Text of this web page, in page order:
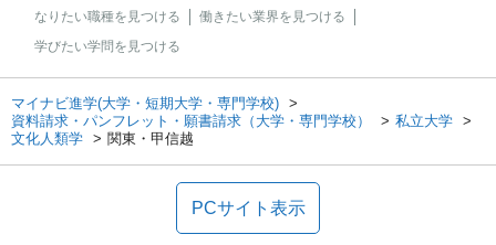
なりたい職種を見つける
働きたい業界を見つける
学びたい学問を見つける
マイナビ進学(大学・短期大学・専門学校)
資料請求・パンフレット・願書請求（大学・専門学校）
私立大学
文化人類学
関東・甲信越
PCサイト表示